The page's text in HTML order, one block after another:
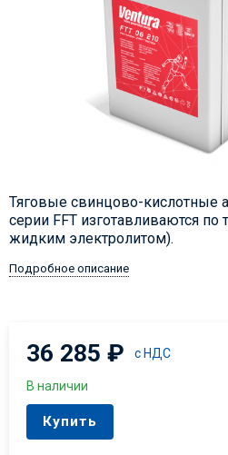
​Тяговые свинцово-кислотные
серии FFT изготавливаются по
жидким электролитом).
Подробное описание
36 285₽ с НДС
В наличии
Купить